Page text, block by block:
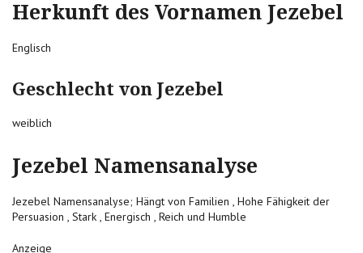
Herkunft des Vornamen Jezebel
Englisch
Geschlecht von Jezebel
weiblich
Jezebel Namensanalyse
Jezebel Namensanalyse; Hängt von Familien , Hohe Fähigkeit der
Persuasion , Stark , Energisch , Reich und Humble
Anzeige